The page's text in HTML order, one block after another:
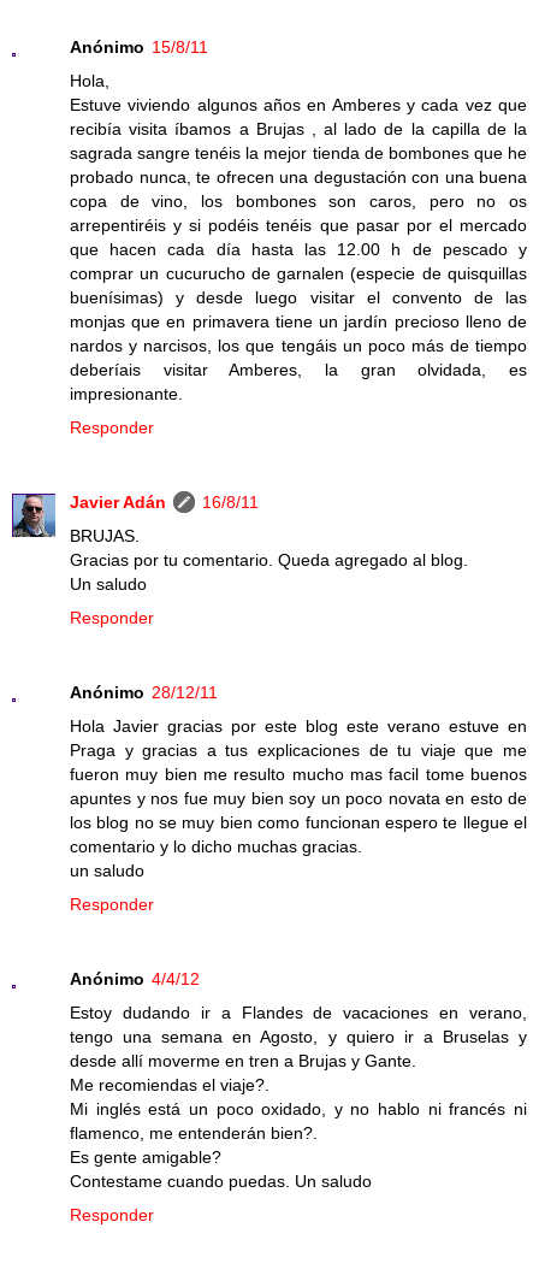
Anónimo 15/8/11
Hola,
Estuve viviendo algunos años en Amberes y cada vez que
recibía visita íbamos a Brujas , al lado de la capilla de la
sagrada sangre tenéis la mejor tienda de bombones que he
probado nunca, te ofrecen una degustación con una buena
copa de vino, los bombones son caros, pero no os
arrepentiréis y si podéis tenéis que pasar por el mercado
que hacen cada día hasta las 12.00 h de pescado y
comprar un cucurucho de garnalen (especie de quisquillas
buenísimas) y desde luego visitar el convento de las
monjas que en primavera tiene un jardín precioso lleno de
nardos y narcisos, los que tengáis un poco más de tiempo
deberíais visitar Amberes, la gran olvidada, es
impresionante.
Responder
Javier Adán
16/8/11
BRUJAS.
Gracias por tu comentario. Queda agregado al blog.
Un saludo
Responder
Anónimo 28/12/11
Hola Javier gracias por este blog este verano estuve en
Praga y gracias a tus explicaciones de tu viaje que me
fueron muy bien me resulto mucho mas facil tome buenos
apuntes y nos fue muy bien soy un poco novata en esto de
los blog no se muy bien como funcionan espero te llegue el
comentario y lo dicho muchas gracias.
un saludo
Responder
Anónimo 4/4/12
Estoy dudando ir a Flandes de vacaciones en verano,
tengo una semana en Agosto, y quiero ir a Bruselas y
desde allí moverme en tren a Brujas y Gante.
Me recomiendas el viaje?.
Mi inglés está un poco oxidado, y no hablo ni francés ni
flamenco, me entenderán bien?.
Es gente amigable?
Contestame cuando puedas. Un saludo
Responder